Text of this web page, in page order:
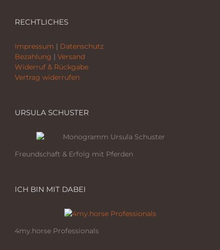
RECHTLICHES
Impressum | Datenschutz
Bezahlung | Versand
Widerruf & Rückgabe
Vertrag widerrufen
URSULA SCHUSTER
Freundschaft & Erfolg mit Pferden
ICH BIN MIT DABEI
4my.horse Professionals